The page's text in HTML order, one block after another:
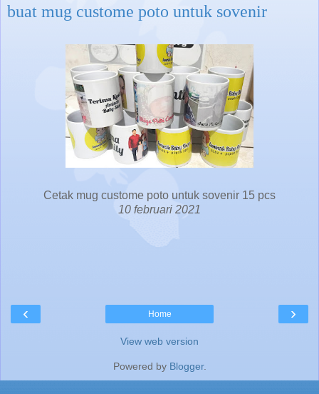
buat mug custome poto untuk sovenir
Cetak mug custome poto untuk sovenir 15 pcs
10 februari 2021
‹ ›
Home
View web version
Powered by Blogger.